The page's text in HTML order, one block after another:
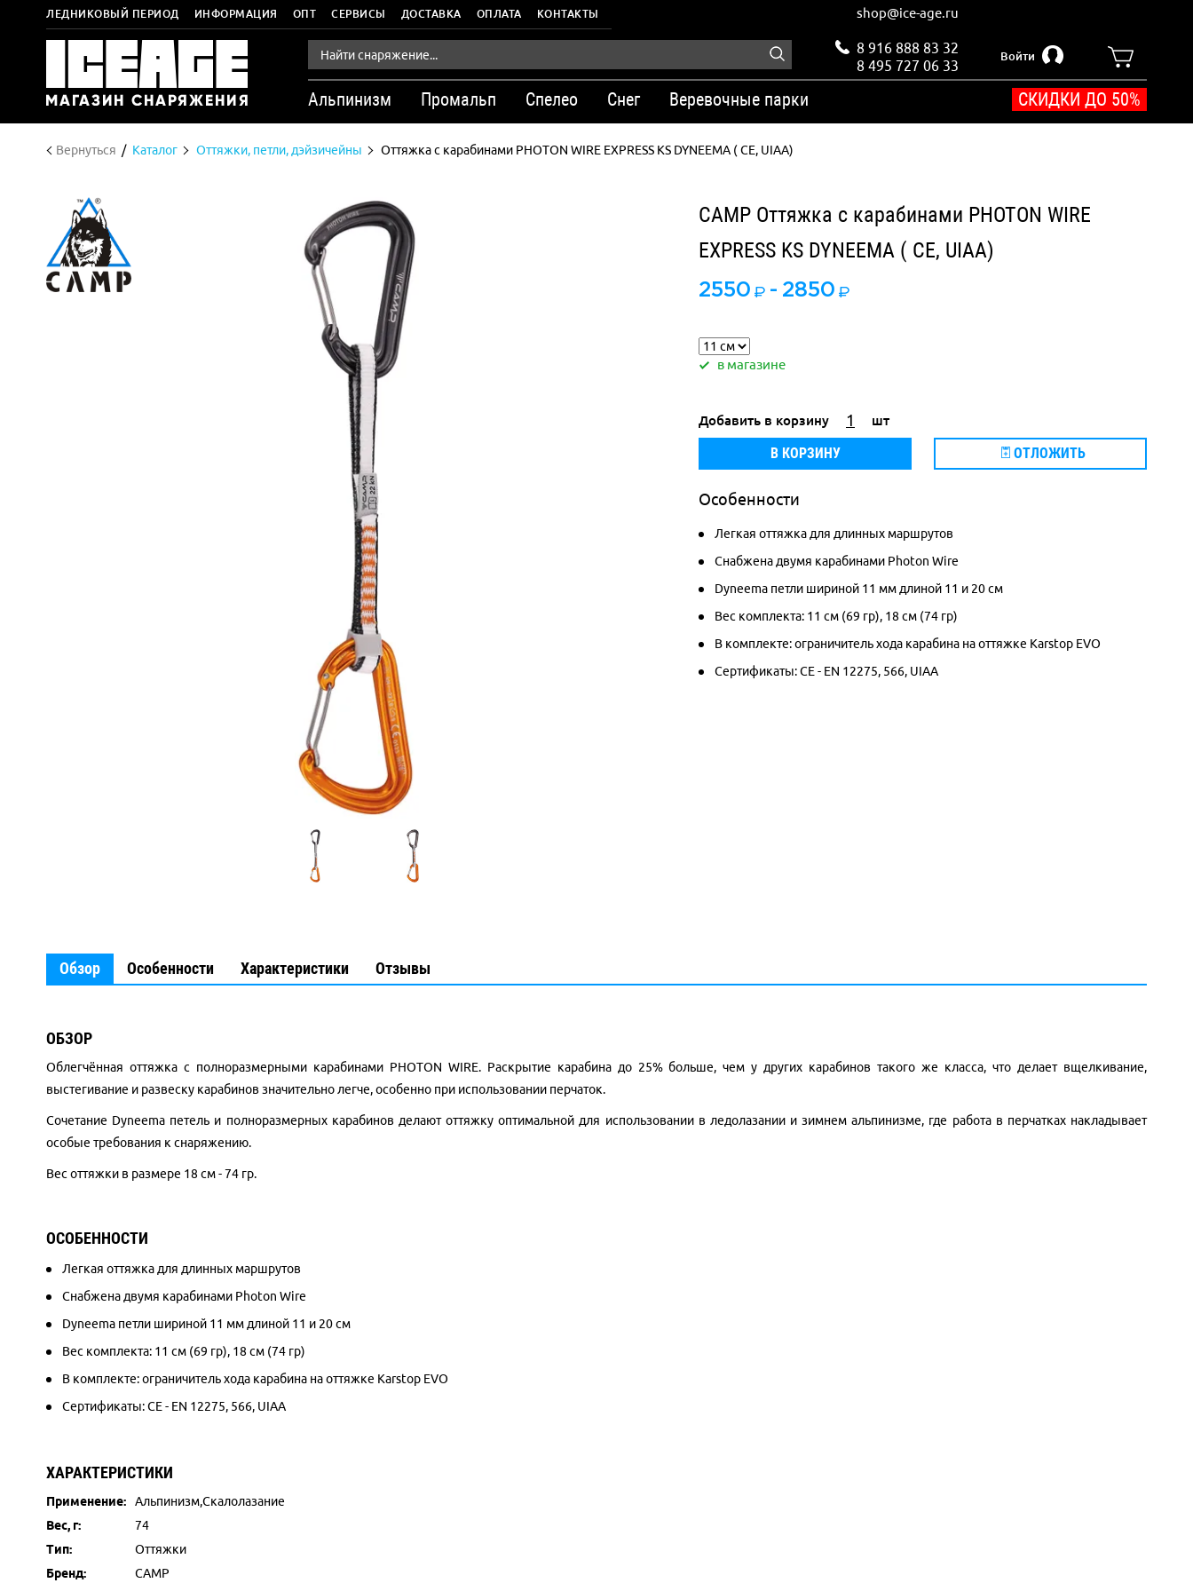
ЛЕДНИКОВЫЙ ПЕРИОД ИНФОРМАЦИЯ ОПТ СЕРВИСЫ ДОСТАВКА ОПЛАТА КОНТАКТЫ shop@ice-age.ru
8 916 888 83 32
8 495 727 06 33
Войти
Альпинизм Промальп Спелео Снег Веревочные парки СКИДКИ ДО 50%
Вернуться Каталог Оттяжки, петли, дэйзичейны Оттяжка с карабинами PHOTON WIRE EXPRESS KS DYNEEMA ( CE, UIAA)
CAMP Оттяжка с карабинами PHOTON WIRE
EXPRESS KS DYNEEMA ( CE, UIAA)
2550 - 2850
в магазине
Добавить в корзину шт
В КОРЗИНУ ОТЛОЖИТЬ
Особенности
Легкая оттяжка для длинных маршрутов
Снабжена двумя карабинами Photon Wire
Dyneema петли шириной 11 мм длиной 11 и 20 см
Вес комплекта: 11 см (69 гр), 18 см (74 гр)
В комплекте: ограничитель хода карабина на оттяжке Karstop EVO
Сертификаты: CE - EN 12275, 566, UIAA
Обзор Особенности Характеристики Отзывы
ОБЗОР
Облегчённая оттяжка с полноразмерными карабинами PHOTON WIRE. Раскрытие карабина до 25% больше, чем у других карабинов такого же класса, что делает вщелкивание,
выстегивание и развеску карабинов значительно легче, особенно при использовании перчаток.
Сочетание Dyneema петель и полноразмерных карабинов делают оттяжку оптимальной для использовании в ледолазании и зимнем альпинизме, где работа в перчатках накладывает
особые требования к снаряжению.
Вес оттяжки в размере 18 см - 74 гр.
ОСОБЕННОСТИ
Легкая оттяжка для длинных маршрутов
Снабжена двумя карабинами Photon Wire
Dyneema петли шириной 11 мм длиной 11 и 20 см
Вес комплекта: 11 см (69 гр), 18 см (74 гр)
В комплекте: ограничитель хода карабина на оттяжке Karstop EVO
Сертификаты: CE - EN 12275, 566, UIAA
ХАРАКТЕРИСТИКИ
Применение:
Альпинизм,Скалолазание
Вес, г:
74
Тип:
Оттяжки
Бренд:
CAMP